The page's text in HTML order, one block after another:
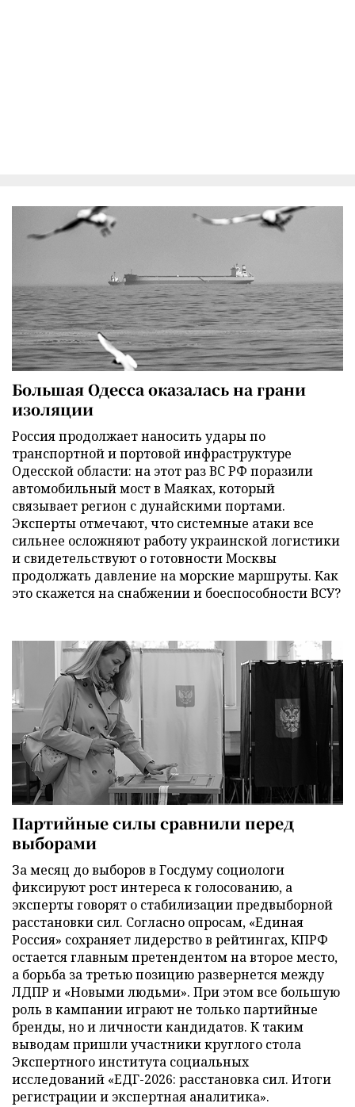
Большая Одесса оказалась на грани
изоляции
Россия продолжает наносить удары по
транспортной и портовой инфраструктуре
Одесской области: на этот раз ВС РФ поразили
автомобильный мост в Маяках, который
связывает регион с дунайскими портами.
Эксперты отмечают, что системные атаки все
сильнее осложняют работу украинской логистики
и свидетельствуют о готовности Москвы
продолжать давление на морские маршруты. Как
это скажется на снабжении и боеспособности ВСУ?
Партийные силы сравнили перед
выборами
За месяц до выборов в Госдуму социологи
фиксируют рост интереса к голосованию, а
эксперты говорят о стабилизации предвыборной
расстановки сил. Согласно опросам, «Единая
Россия» сохраняет лидерство в рейтингах, КПРФ
остается главным претендентом на второе место,
а борьба за третью позицию развернется между
ЛДПР и «Новыми людьми». При этом все большую
роль в кампании играют не только партийные
бренды, но и личности кандидатов. К таким
выводам пришли участники круглого стола
Экспертного института социальных
исследований «ЕДГ-2026: расстановка сил. Итоги
регистрации и экспертная аналитика».